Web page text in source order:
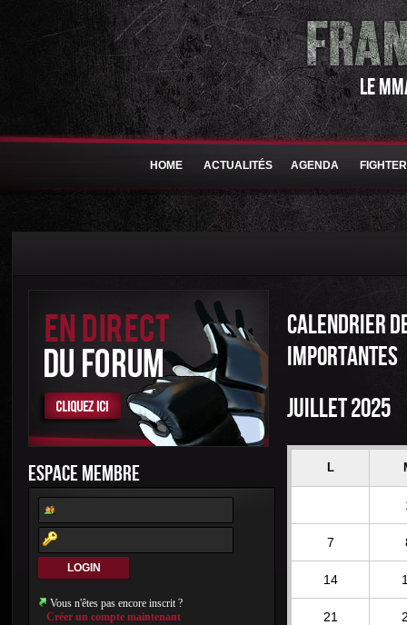
LE
HOME ACTUALITÉS AGENDA
ESPACE MEMBRE
Vous n'êtes pas encore inscrit ?
Créer un compte maintenant
CALENDRIER
IMPORTANTES
JUILLET 2025
L
7
14
21